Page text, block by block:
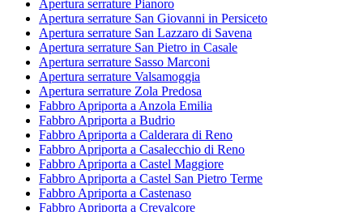
Apertura serrature Pianoro
Apertura serrature San Giovanni in Persiceto
Apertura serrature San Lazzaro di Savena
Apertura serrature San Pietro in Casale
Apertura serrature Sasso Marconi
Apertura serrature Valsamoggia
Apertura serrature Zola Predosa
Fabbro Apriporta a Anzola Emilia
Fabbro Apriporta a Budrio
Fabbro Apriporta a Calderara di Reno
Fabbro Apriporta a Casalecchio di Reno
Fabbro Apriporta a Castel Maggiore
Fabbro Apriporta a Castel San Pietro Terme
Fabbro Apriporta a Castenaso
Fabbro Apriporta a Crevalcore